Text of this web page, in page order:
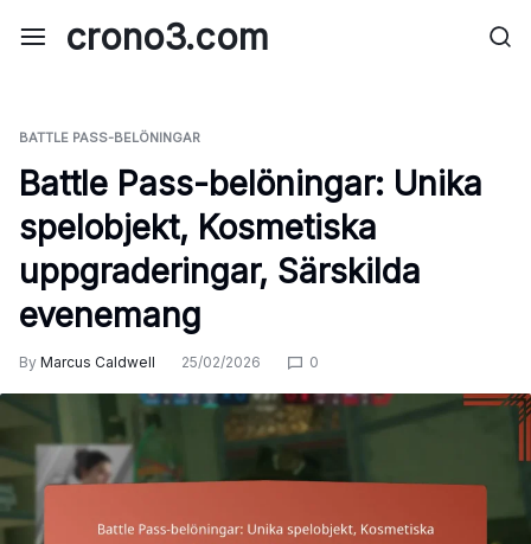
crono3.com
BATTLE PASS-BELÖNINGAR
Battle Pass-belöningar: Unika
spelobjekt, Kosmetiska
uppgraderingar, Särskilda
evenemang
By Marcus Caldwell 25/02/2026 0